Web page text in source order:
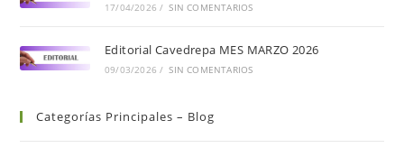
17/04/2026 / SIN COMENTARIOS
Editorial Cavedrepa MES MARZO 2026
09/03/2026 / SIN COMENTARIOS
Categorías Principales – Blog